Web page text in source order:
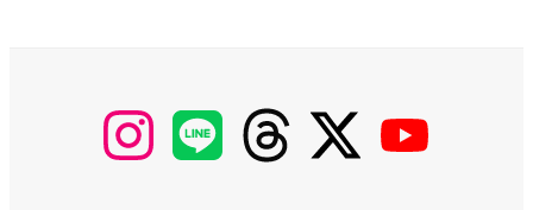
【Instagram】
MyKOBAKO
【LINE】 【threads】 【Twitter】